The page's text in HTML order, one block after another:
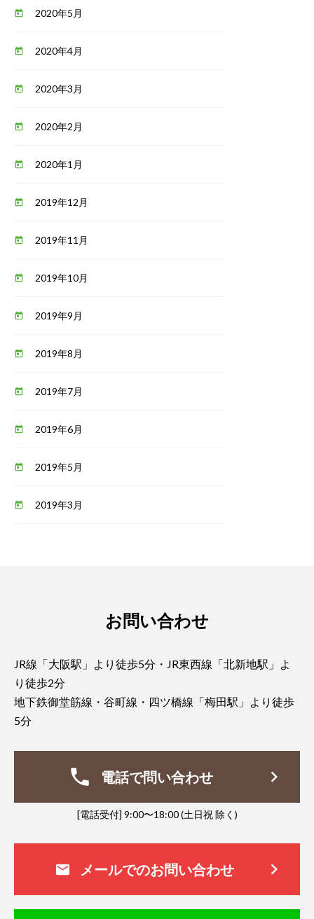
today 2020年5月
today 2020年4月
today 2020年3月
today 2020年2月
today 2020年1月
today 2019年12月
today 2019年11月
today 2019年10月
today 2019年9月
today 2019年8月
today 2019年7月
today 2019年6月
today 2019年5月
today 2019年3月
お問い合わせ
JR線「大阪駅」より徒歩5分・JR東西線「北新地駅」よ
り徒歩2分
地下鉄御堂筋線・谷町線・四ツ橋線「梅田駅」より徒歩
5分
phone 電話で問い合わせ keyboard_arrow_right
[電話受付] 9:00〜18:00 (土日祝 除く)
mail メールでのお問い合わせ keyboard_arrow_right